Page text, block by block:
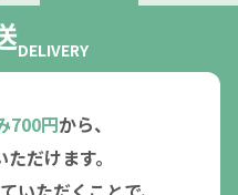
DELIVERY
700円から、
だけます。